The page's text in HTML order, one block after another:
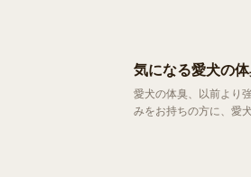
気になる愛犬の
愛犬の体臭、以前より
みをお持ちの方に、愛